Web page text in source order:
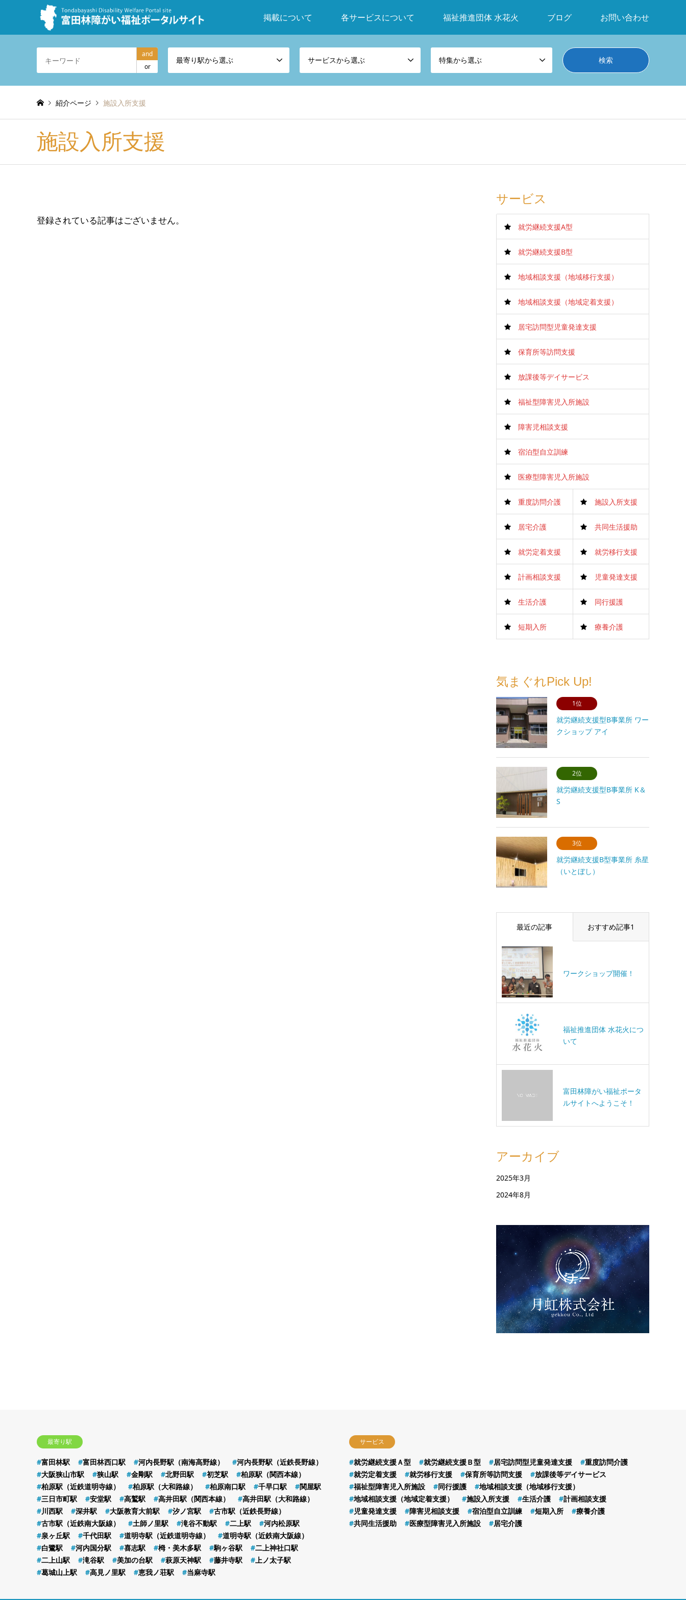
掲載について 各サービスについて 福祉推進団体 水花火 ブログ お問い合わせ
and
or
最寄り駅から選ぶ サービスから選ぶ 特集から選ぶ
紹介ページ 施設入所支援
施設入所支援
登録されている記事はございません。
サービス
就労継続支援A型
就労継続支援B型
地域相談支援（地域移行支援）
地域相談支援（地域定着支援）
居宅訪問型児童発達支援
保育所等訪問支援
放課後等デイサービス
福祉型障害児入所施設
障害児相談支援
宿泊型自立訓練
医療型障害児入所施設
重度訪問介護 施設入所支援
居宅介護 共同生活援助
就労定着支援 就労移行支援
計画相談支援 児童発達支援
生活介護 同行援護
短期入所 療養介護
気まぐれPick Up!
1位
就労継続支援型B事業所 ワー
クショップ アイ
2位
就労継続支援型B事業所 K＆
S
3位
就労継続支援B型事業所 糸星
（いとぼし）
最近の記事 おすすめ記事1
ワークショップ開催！
福祉推進団体 水花火につ
いて
富田林障がい福祉ポータ
ルサイトへようこそ！
アーカイブ
2025年3月
2024年8月
バナー
最寄り駅
富田林駅 富田林西口駅 河内長野駅（南海高野線）
河内長野駅（近鉄長野線）
大阪狭山市駅
狭山駅 金剛駅 北野田駅 初芝駅
柏原駅（関西本線）
柏原駅（近鉄道明寺線）
柏原駅（大和路線） 柏原南口駅 千早口駅
関屋駅
三日市町駅
安堂駅 高鷲駅 高井田駅（関西本線）
高井田駅（大和路線）
川西駅
深井駅 大阪教育大前駅 汐ノ宮駅
古市駅（近鉄長野線）
古市駅（近鉄南大阪線）
土師ノ里駅 滝谷不動駅 二上駅
河内松原駅
泉ヶ丘駅
千代田駅 道明寺駅（近鉄道明寺線）
道明寺駅（近鉄南大阪線）
白鷺駅
河内国分駅 喜志駅 栂・美木多駅 駒ヶ谷駅
二上神社口駅
二上山駅
滝谷駅 美加の台駅 萩原天神駅 藤井寺駅
上ノ太子駅
葛城山上駅
高見ノ里駅 恵我ノ荘駅 当麻寺駅
サービス
就労継続支援Ａ型 就労継続支援Ｂ型 居宅訪問型児童発達支援
重度訪問介護
就労定着支援
就労移行支援 保育所等訪問支援
放課後等デイサービス
福祉型障害児入所施設
同行援護
地域相談支援（地域移行支援）
地域相談支援（地域定着支援）
施設入所支援 生活介護
計画相談支援
児童発達支援
障害児相談支援 宿泊型自立訓練 短期入所
療養介護
共同生活援助
医療型障害児入所施設 居宅介護